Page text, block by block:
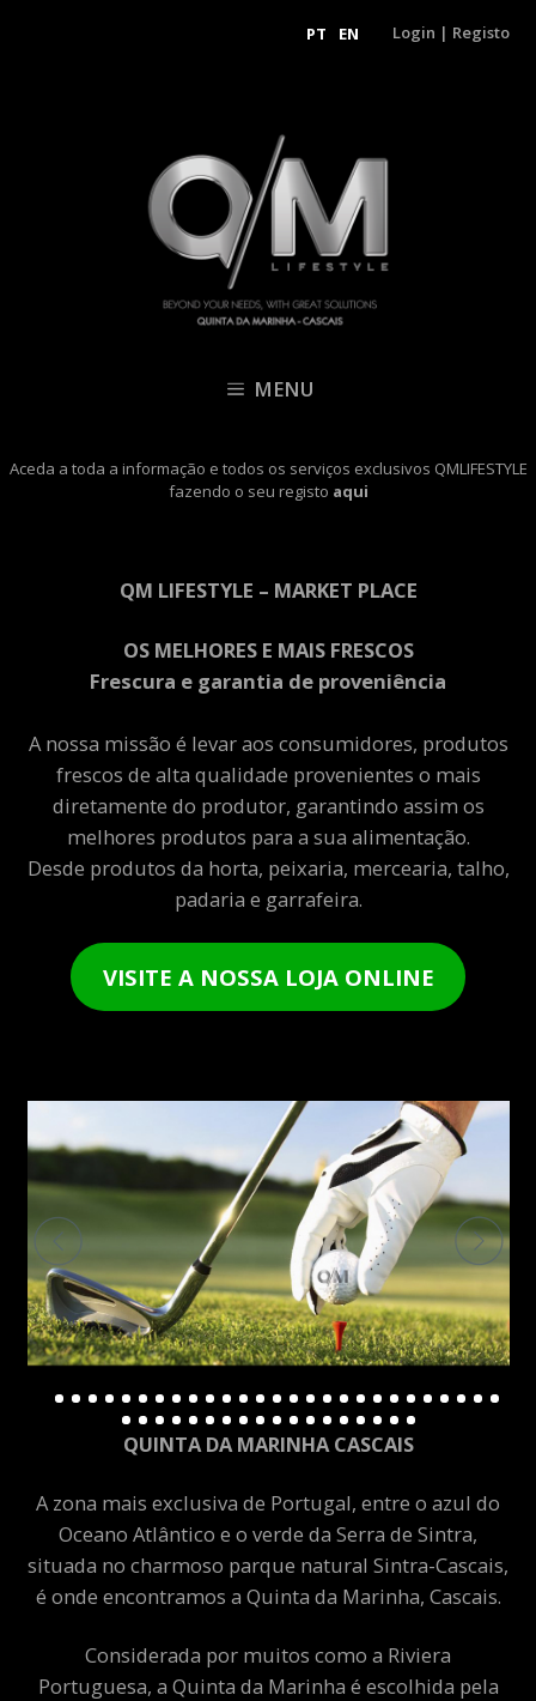
PT EN Login | Registo
MENU
Aceda a toda a informação e todos os serviços exclusivos QMLIFESTYLE
fazendo o seu registo aqui
QM LIFESTYLE – MARKET PLACE
OS MELHORES E MAIS FRESCOS
Frescura e garantia de proveniência
A nossa missão é levar aos consumidores, produtos
frescos de alta qualidade provenientes o mais
diretamente do produtor, garantindo assim os
melhores produtos para a sua alimentação.
Desde produtos da horta, peixaria, mercearia, talho,
padaria e garrafeira.
VISITE A NOSSA LOJA ONLINE
QUINTA DA MARINHA CASCAIS
A zona mais exclusiva de Portugal, entre o azul do
Oceano Atlântico e o verde da Serra de Sintra,
situada no charmoso parque natural Sintra-Cascais,
é onde encontramos a Quinta da Marinha, Cascais.
Considerada por muitos como a Riviera
Portuguesa, a Quinta da Marinha é escolhida pela